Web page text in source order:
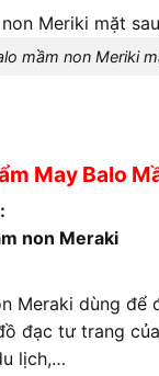
mầm non Meriki
May Balo
non Meraki
Meraki dùng để
đạc tư trang
lịch,…